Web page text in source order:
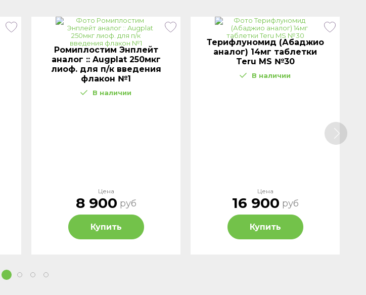
Ромиплостим Энплейт
аналог :: Augplat 250мкг
лиоф. для п/к введения
флакон №1
В наличии
Цена
8 900 руб
Купить
Терифлуномид (Абаджио
аналог) 14мг таблетки
Teru MS №30
В наличии
Цена
16 900 руб
Купить